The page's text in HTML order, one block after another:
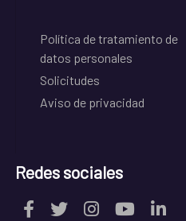
Política de tratamiento de
datos personales
Solicitudes
Aviso de privacidad
Redes sociales